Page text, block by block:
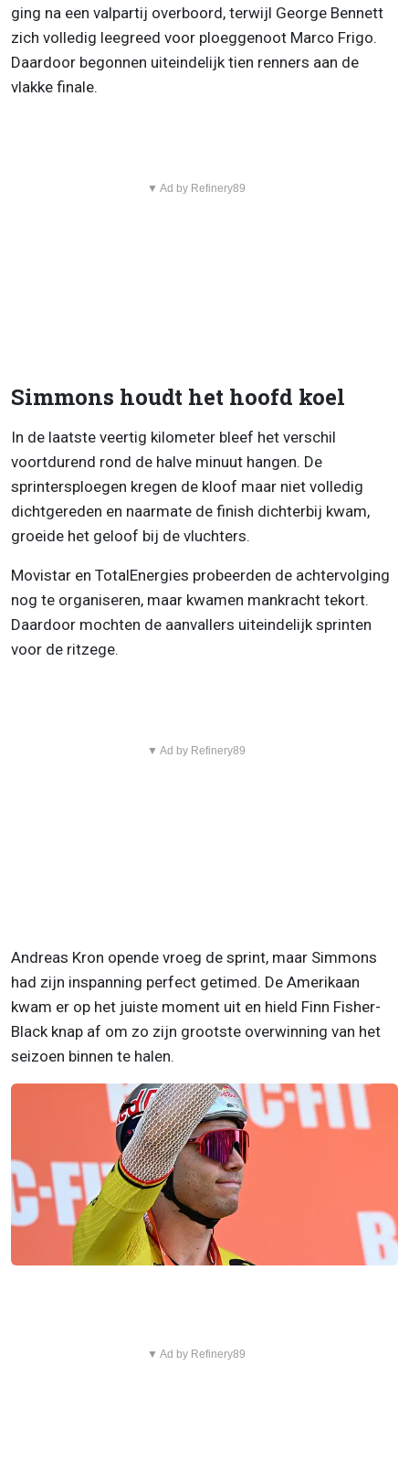
ging na een valpartij overboord, terwijl George Bennett
zich volledig leegreed voor ploeggenoot Marco Frigo.
Daardoor begonnen uiteindelijk tien renners aan de
vlakke finale.
▼ Ad by Refinery89
Simmons houdt het hoofd koel
In de laatste veertig kilometer bleef het verschil
voortdurend rond de halve minuut hangen. De
sprintersploegen kregen de kloof maar niet volledig
dichtgereden en naarmate de finish dichterbij kwam,
groeide het geloof bij de vluchters.
Movistar en TotalEnergies probeerden de achtervolging
nog te organiseren, maar kwamen mankracht tekort.
Daardoor mochten de aanvallers uiteindelijk sprinten
voor de ritzege.
▼ Ad by Refinery89
Andreas Kron opende vroeg de sprint, maar Simmons
had zijn inspanning perfect getimed. De Amerikaan
kwam er op het juiste moment uit en hield Finn Fisher-
Black knap af om zo zijn grootste overwinning van het
seizoen binnen te halen.
▼ Ad by Refinery89